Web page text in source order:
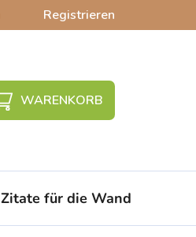
Registrieren
WARENKORB
Zitate für die Wand